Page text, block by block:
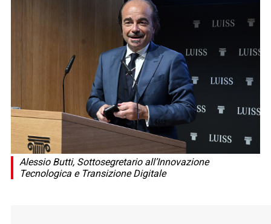
Alessio Butti, Sottosegretario all’Innovazione
Tecnologica e Transizione Digitale